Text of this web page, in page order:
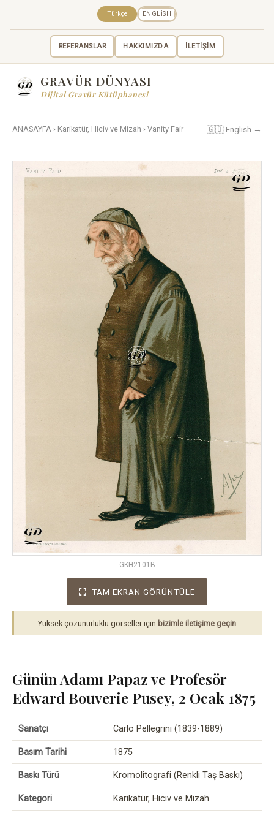
REFERANSLAR HAKKIMIZDA İLETİŞİM
Türkçe ENGLISH
GRAVÜR DÜNYASI
Dijital Gravür Kütüphanesi
ANASAYFA › Karikatür, Hiciv ve Mizah › Vanity Fair 🇬🇧 English →
GKH2101B
TAM EKRAN GÖRÜNTÜLE
Yüksek çözünürlüklü görseller için bizimle iletişime geçin
Günün Adamı Papaz ve Profesör
Edward Bouverie Pusey, 2 Ocak 1875
Sanatçı Carlo Pellegrini (1839-1889)
Basım Tarihi 1875
Baskı Türü Kromolitografi (Renkli Taş Baskı)
Kategori Karikatür, Hiciv ve Mizah